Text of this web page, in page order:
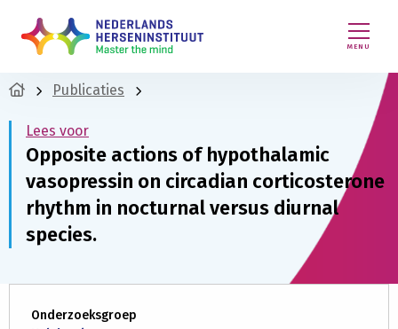
MENU
Publicaties
Lees voor
Opposite actions of hypothalamic
vasopressin on circadian corticosterone
rhythm in nocturnal versus diurnal
species.
Onderzoeksgroep